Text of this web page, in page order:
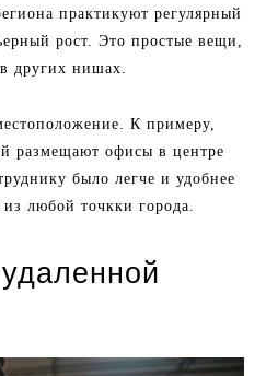
практикуют регулярный
рост. Это простые вещи,
других нишах.
К примеру,
размещают офисы в центре
было легче и удобнее
любой точкки города.